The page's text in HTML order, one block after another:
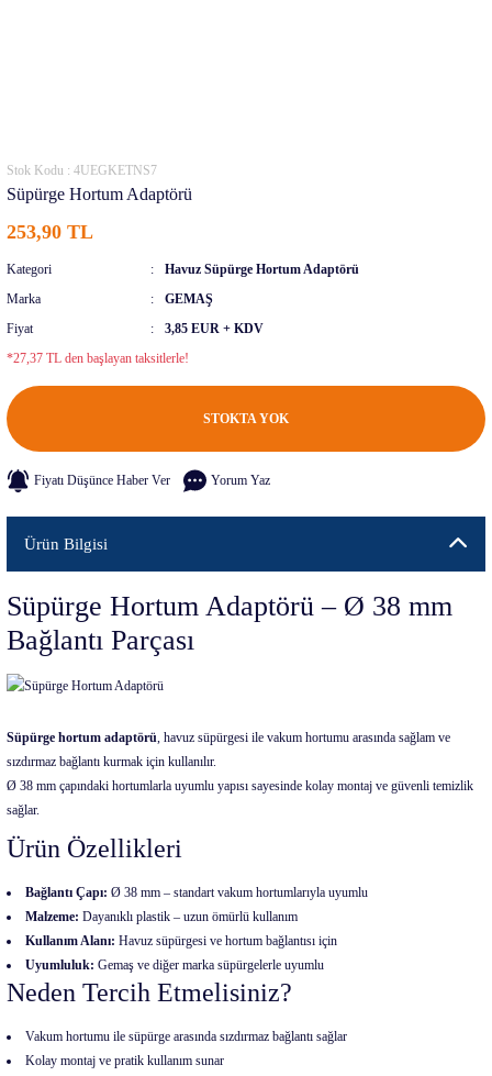
Stok Kodu : 4UEGKETNS7
Süpürge Hortum Adaptörü
253,90 TL
Kategori
Havuz Süpürge Hortum Adaptörü
Marka
GEMAŞ
Fiyat
3,85 EUR + KDV
*27,37 TL den başlayan taksitlerle!
STOKTA YOK
Fiyatı Düşünce Haber Ver Yorum Yaz
Ürün Bilgisi
Süpürge Hortum Adaptörü – Ø 38 mm
Bağlantı Parçası
Süpürge hortum adaptörü, havuz süpürgesi ile vakum hortumu arasında sağlam ve
sızdırmaz bağlantı kurmak için kullanılır.
Ø 38 mm çapındaki hortumlarla uyumlu yapısı sayesinde kolay montaj ve güvenli temizlik
sağlar.
Ürün Özellikleri
Bağlantı Çapı: Ø 38 mm – standart vakum hortumlarıyla uyumlu
Malzeme: Dayanıklı plastik – uzun ömürlü kullanım
Kullanım Alanı: Havuz süpürgesi ve hortum bağlantısı için
Uyumluluk: Gemaş ve diğer marka süpürgelerle uyumlu
Neden Tercih Etmelisiniz?
Vakum hortumu ile süpürge arasında sızdırmaz bağlantı sağlar
Kolay montaj ve pratik kullanım sunar